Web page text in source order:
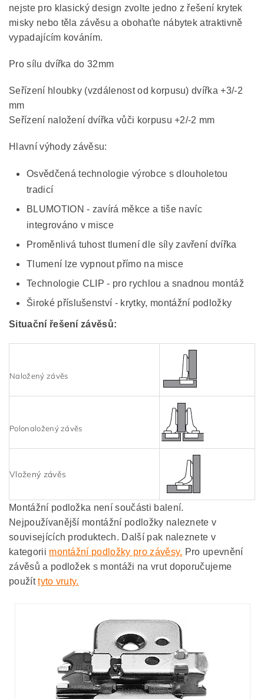
nejste pro klasický design zvolte jedno z řešení krytek
misky nebo těla závěsu a obohaťte nábytek atraktivně
vypadajícím kováním.
Pro sílu dvířka do 32mm
Seřízení hloubky (vzdálenost od korpusu) dvířka +3/-2
mm
Seřízení naložení dvířka vůči korpusu +2/-2 mm
Hlavní výhody závěsu:
Osvědčená technologie výrobce s dlouholetou
tradicí
BLUMOTION - zavírá měkce a tiše navíc
integrováno v misce
Proměnlivá tuhost tlumení dle síly zavření dvířka
Tlumení lze vypnout přímo na misce
Technologie CLIP - pro rychlou a snadnou montáž
Široké příslušenství - krytky, montážní podložky
Situační řešení závěsů:
Naložený závěs
Polonaložený závěs
Vložený závěs
Montážní podložka není součásti balení.
Nejpoužívanější montážní podložky naleznete v
souvisejících produktech. Další pak naleznete v
kategorii montážní podložky pro závěsy. Pro upevnění
závěsů a podložek s montáži na vrut doporučujeme
použíttyto vruty.